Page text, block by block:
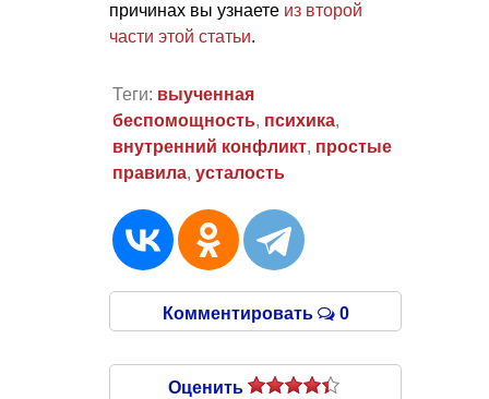
причинах вы узнаете из второй
части этой статьи.
Теги: выученная
беспомощность, психика,
внутренний конфликт, простые
правила, усталость
Комментировать 0
Оценить